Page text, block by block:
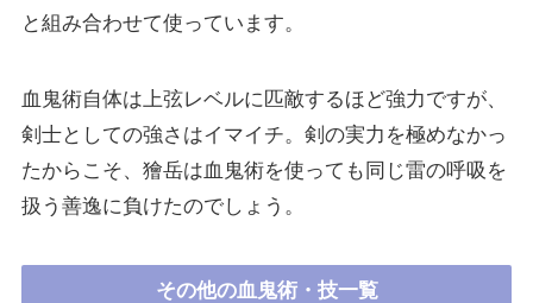
と組み合わせて使っています。
血鬼術自体は上弦レベルに匹敵するほど強力ですが、
剣士としての強さはイマイチ。剣の実力を極めなかっ
たからこそ、獪岳は血鬼術を使っても同じ雷の呼吸を
扱う善逸に負けたのでしょう。
その他の血鬼術・技一覧